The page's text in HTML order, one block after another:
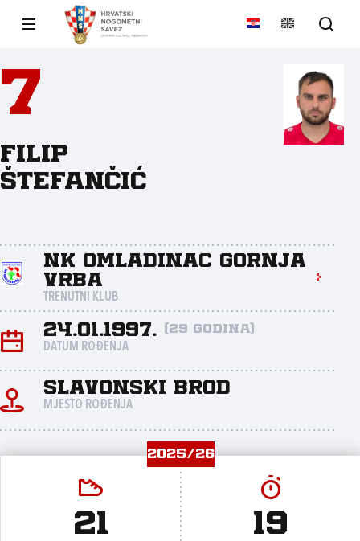
7
Filip
Štefančić
NK Omladinac Gornja
Vrba
TRENUTNI KLUB
24.01.1997. (29 godina)
DATUM ROĐENJA
Slavonski Brod
MJESTO ROĐENJA
2025/26
21 19